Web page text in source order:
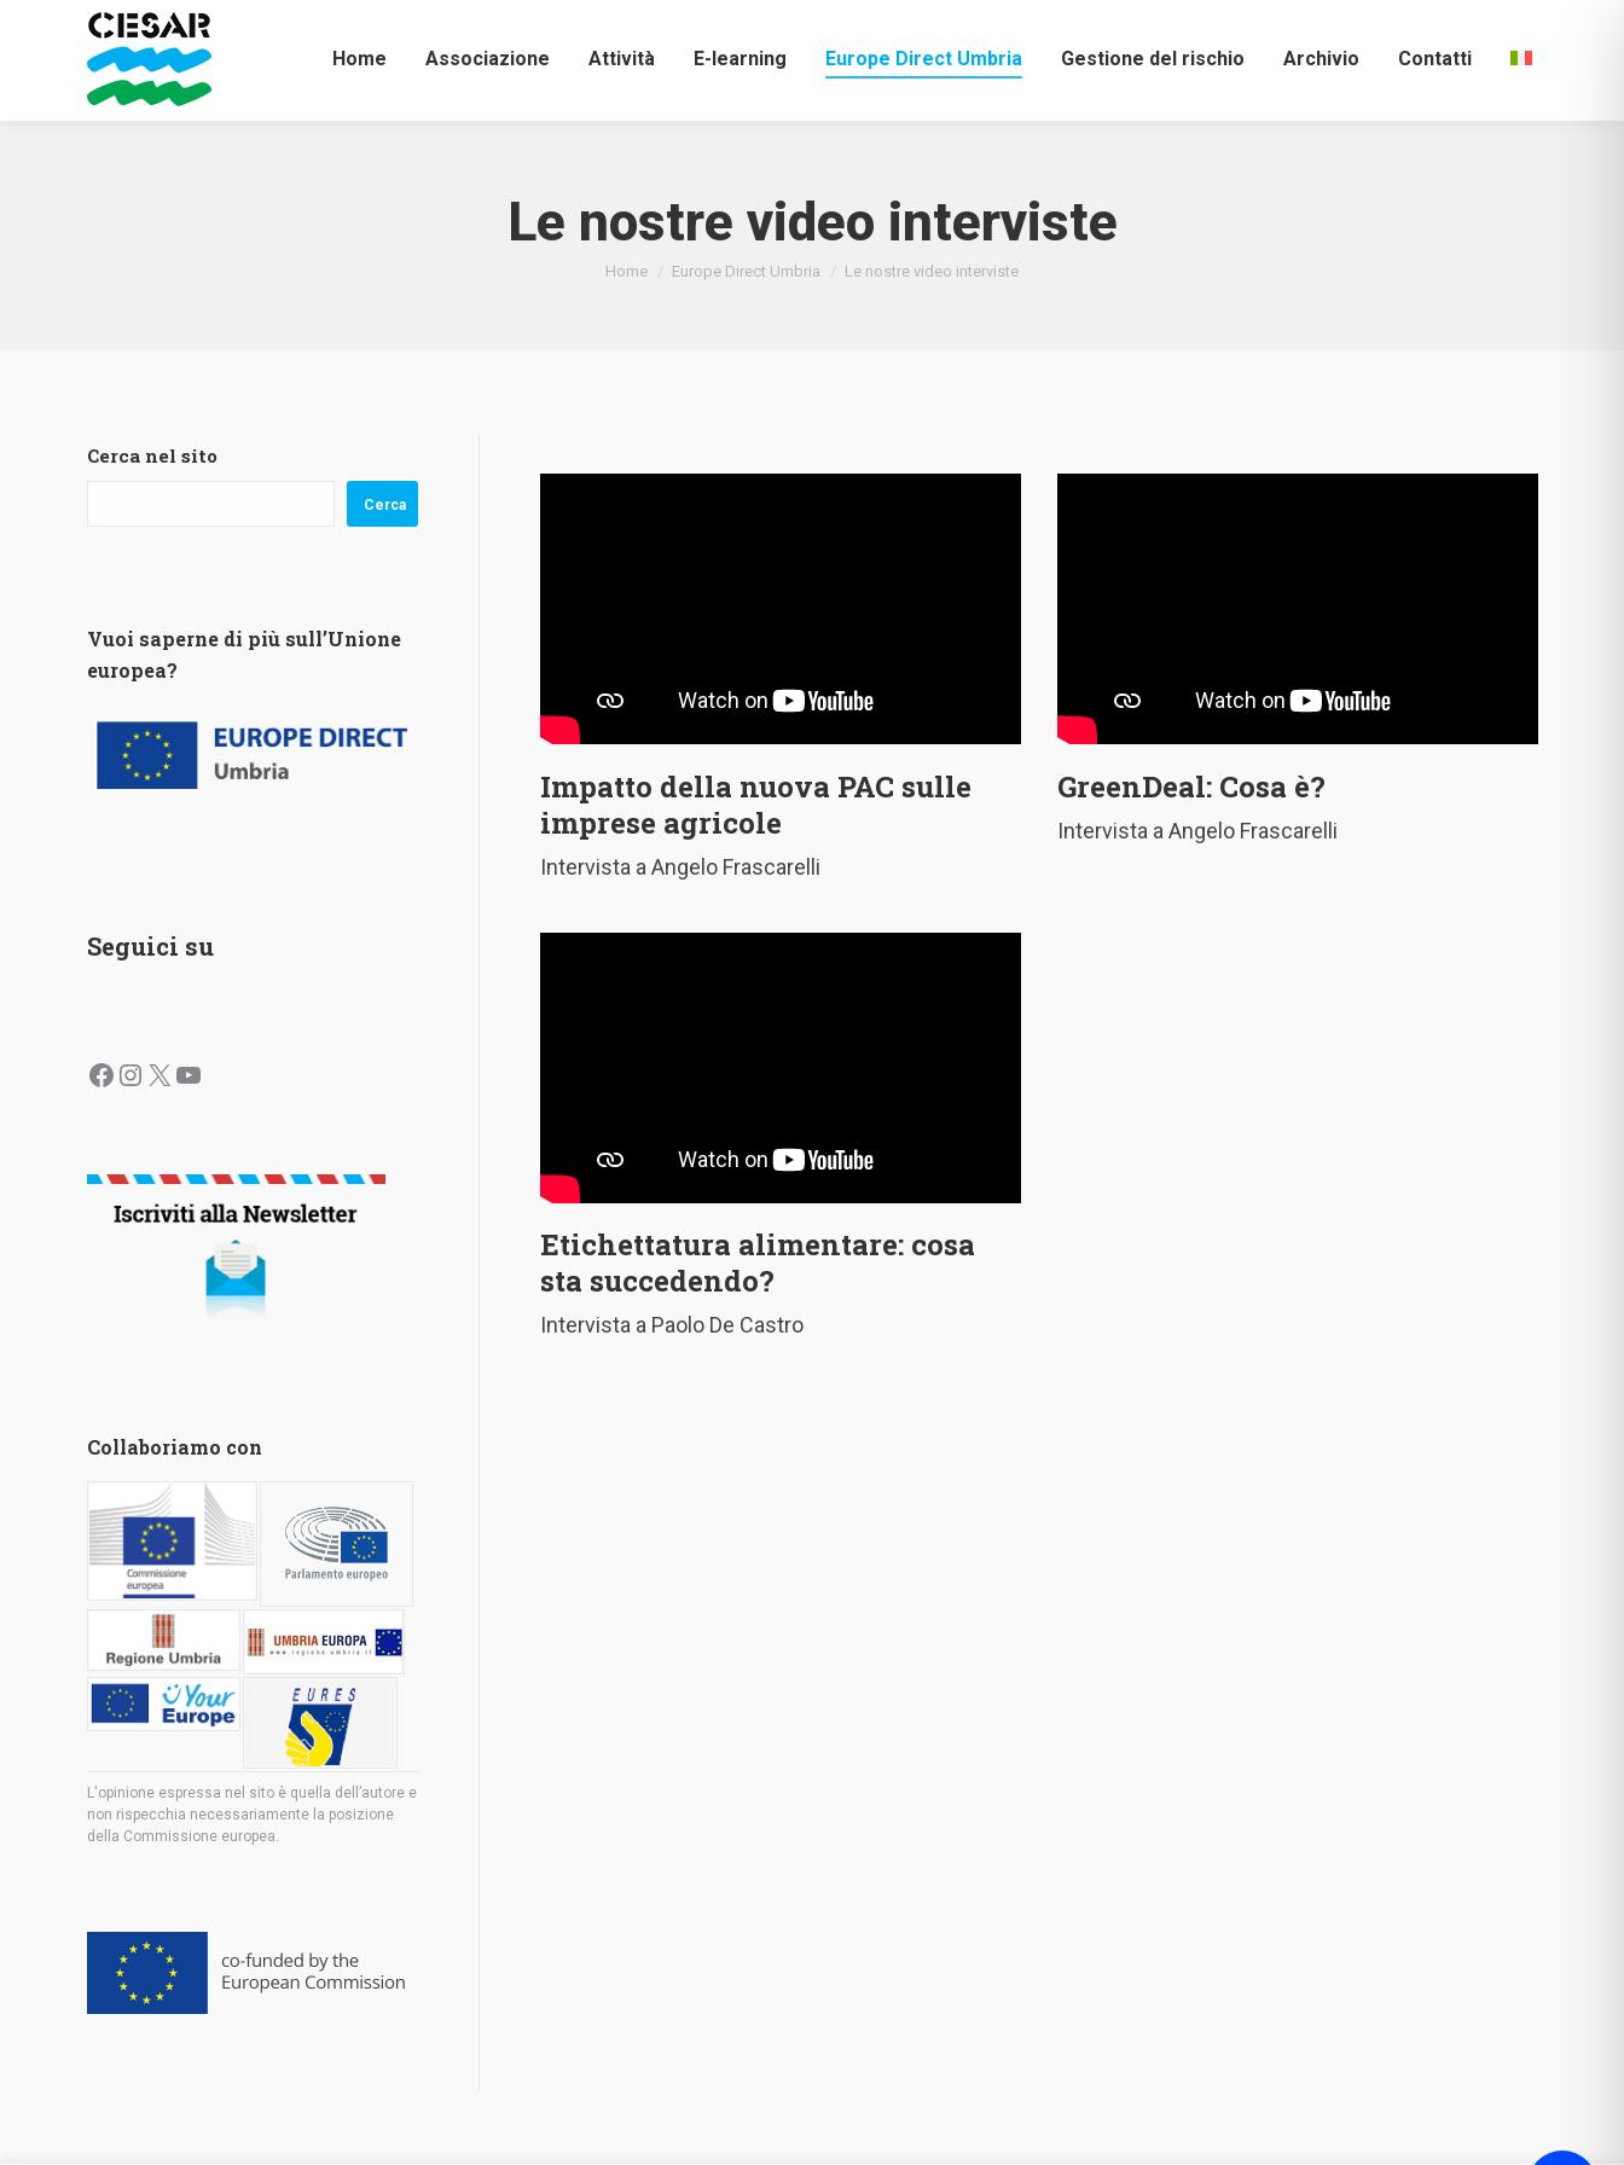
Home Associazione Attività E-learning Europe Direct Umbria Gestione del rischio Archivio Contatti
Le nostre video interviste
Tu sei qui:
Home Europe Direct Umbria Le nostre video interviste
Impatto della nuova PAC sulle
imprese agricole
Intervista a Angelo Frascarelli
GreenDeal: Cosa è?
Intervista a Angelo Frascarelli
Etichettatura alimentare: cosa
sta succedendo?
Intervista a Paolo De Castro
Cerca nel sito
Cerca
Vuoi saperne di più sull’Unione
europea?
Seguici su
Facebook
Instagram
X YouTube
Collaboriamo con
L'opinione espressa nel sito è quella dell’autore e
non rispecchia necessariamente la posizione
della Commissione europea.